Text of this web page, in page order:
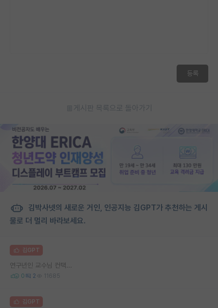
등록
게시판 목록으로 돌아가기
김박사넷의 새로운 거인, 인공지능 김GPT가 추천하는 게시
물로 더 멀리 바라보세요.
김GPT
연구년인 교수님 컨택...
0 2 11685
김GPT